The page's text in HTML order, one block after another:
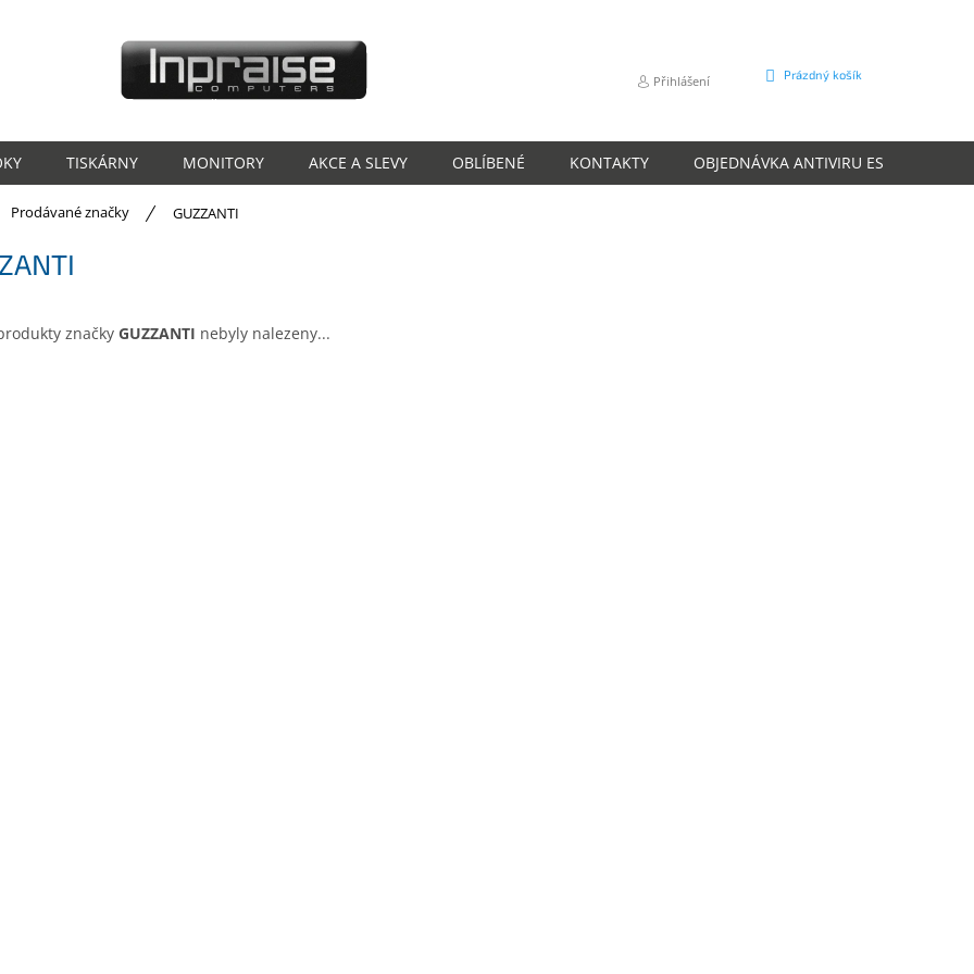
Přihlášení
NÁKUPNÍ
Prázdný košík
TISKÁRNY MONITORY AKCE A SLEVY OBLÍBENÉ KONTAKTY OBJEDNÁVKA ANTIVIRU ESET
Prodávané značky GUZZANTI
značky GUZZANTI nebyly nalezeny...